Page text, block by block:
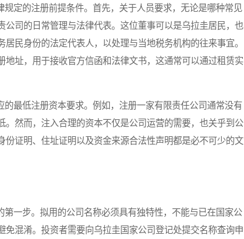
定的注册前提条件。首先，关于人员要求，无论是哪种常见
司的日常管理与法律代表。这位董事可以是乌拉圭居民，也
民身份的法定代表人，以处理与当地税务机构的往来事宜。
址，用于接收官方信函和法律文书，这通常可以通过租赁实
最低注册资本要求。例如，注册一家有限责任公司通常没有
然而，注入合理的资本不仅是公司运营的需要，也关乎到公
证明、住址证明以及资金来源合法性声明都是必不可少的文
一步。拟用的公司名称必须具有独特性，不能与已在国家公
混淆。投资者需要向乌拉圭国家公司登记处提交名称查询申